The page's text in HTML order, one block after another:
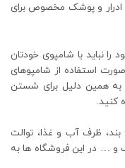
ادرار و پوشک مخصوص برای
نباید با شامپوی خودتان
استفاده از شامپوهای
همین دلیل برای شستن
کنید.
بند، ظرف آب و غذا، توالت
… در این فروشگاه ها به